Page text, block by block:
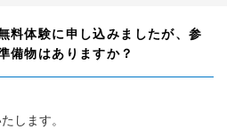
料体験に申し込みましたが、参
備物はありますか？
します。